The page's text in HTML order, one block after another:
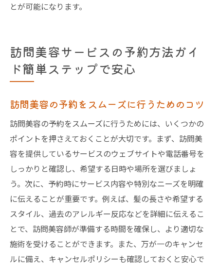
とが可能になります。
訪問美容サービスの予約方法ガイ
ド簡単ステップで安心
訪問美容の予約をスムーズに行うためのコツ
訪問美容の予約をスムーズに行うためには、いくつかの
ポイントを押さえておくことが大切です。まず、訪問美
容を提供しているサービスのウェブサイトや電話番号を
しっかりと確認し、希望する日時や場所を選びましょ
う。次に、予約時にサービス内容や特別なニーズを明確
に伝えることが重要です。例えば、髪の長さや希望する
スタイル、過去のアレルギー反応などを詳細に伝えるこ
とで、訪問美容師が準備する時間を確保し、より適切な
施術を受けることができます。また、万が一のキャンセ
ルに備え、キャンセルポリシーも確認しておくと安心で